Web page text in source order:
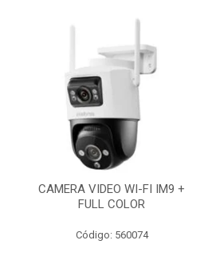
CAMERA VIDEO WI-FI IM9 +
FULL COLOR
Código: 560074